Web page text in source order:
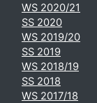
WS 2020/21
SS 2020
WS 2019/20
SS 2019
WS 2018/19
SS 2018
WS 2017/18